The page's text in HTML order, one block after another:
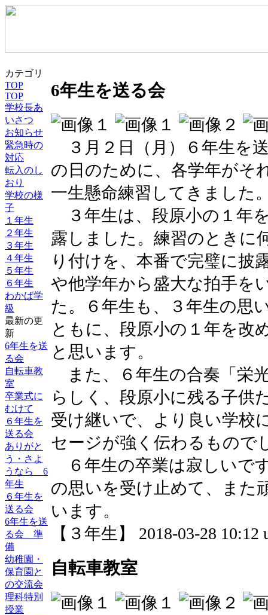
カテゴリ
TOP
TOP
学校長あ
いさつ
お知らせ
緊急時の
対応
転入のし
おり
学校の様
子
１年生
２年生
３年生
４年生
５年生
６年生
わかば学
級
最新の更
新
6年生を送
る会
自転車教
室
卒業式に
むけて
６年生を
送る会
ありがと
う・さよ
うなら 6
年生
６年生を
送る会
6年生を送
る会 準
備
幼稚園・
保育園と
の交流会
理科特別
授業
6年生を送る会
３月２日（月）６年生を
の日のために、各学年がそ
一生懸命練習してきました
３年生は、段原小の１年
露しました。練習のときに
り付けを、本番で完璧に披
や他学年から盛大な拍手を
た。６年生も、３年生の思
ともに、段原小の１年を改
と思います。
また、６年生の合奏「栄
らしく、段原小に残る子供
受け継いで、より良い学校
セージが強く伝わるもので
６年生の卒業は寂しいで
の思いを受け止めて、また
います。
【３年生】 2018-03-28 10:12
自転車教室